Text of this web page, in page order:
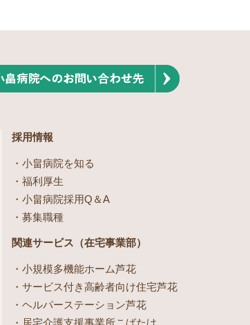
採用情報
小畠病院を知る
福利厚生
小畠病院採用Q＆A
募集職種
関連サービス（在宅事業部）
小規模多機能ホーム芦花
サービス付き高齢者向け住宅芦花
ヘルパーステーション芦花
居宅介護支援事業所こばたけ